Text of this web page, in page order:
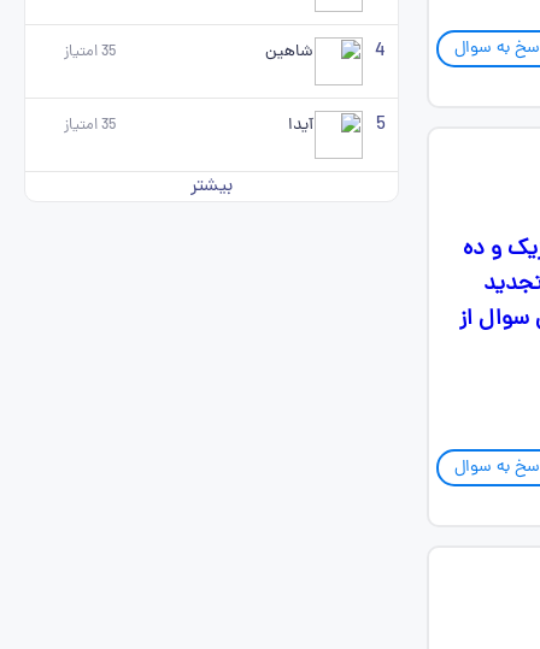
به سوال
و ده
سوال از
به سوال
4 شاهین 35امتیاز
5 آیدا 35امتیاز
بیشتر